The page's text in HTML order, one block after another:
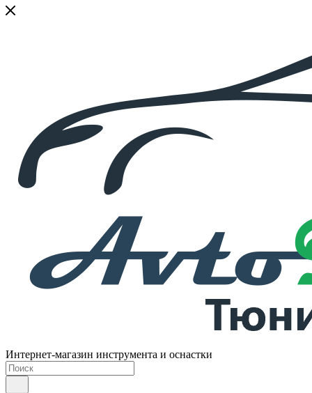
Интернет-магазин инструмента и оснастки